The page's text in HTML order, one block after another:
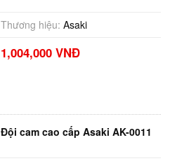
Thương hiệu: Asaki
1,004,000 VNĐ
Đội cam cao cấp Asaki AK-0011